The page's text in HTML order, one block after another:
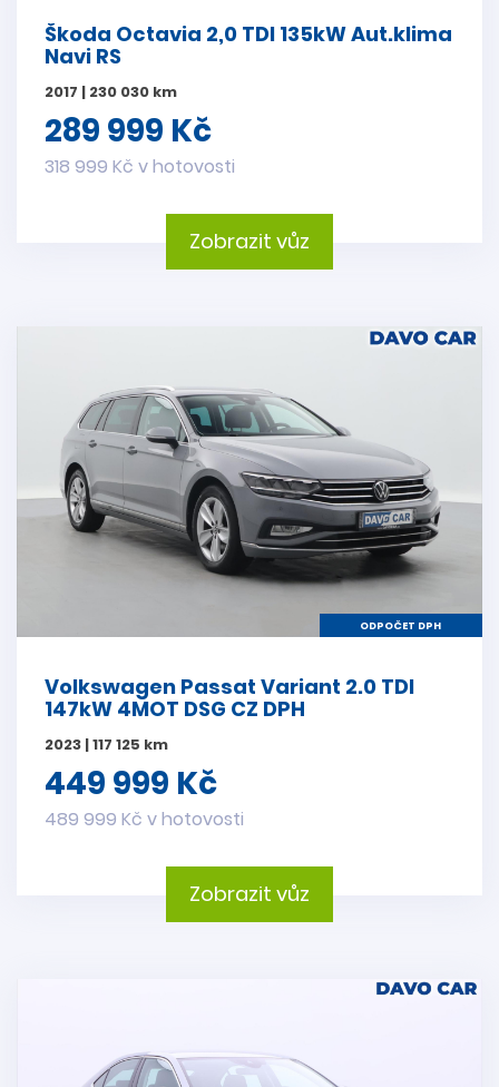
Škoda Octavia 2,0 TDI 135kW Aut.klima
Navi RS
2017 | 230 030 km
289 999 Kč
318 999 Kč v hotovosti
Zobrazit vůz
ODPOČET DPH
Volkswagen Passat Variant 2.0 TDI
147kW 4MOT DSG CZ DPH
2023 | 117 125 km
449 999 Kč
489 999 Kč v hotovosti
Zobrazit vůz